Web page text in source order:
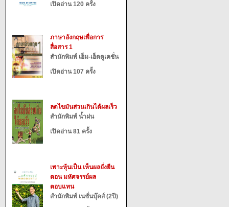
เปิดอ่าน 120 ครั้ง
ภาษาอังกฤษเพื่อการ
สื่อสาร 1
สำนักพิมพ์ เอ็ม-เอ็ดดูเคชั่น
เปิดอ่าน 107 ครั้ง
ลดไขมันส่วนเกินได้ผลเร็ว
สำนักพิมพ์ น้ำฝน
เปิดอ่าน 81 ครั้ง
เพาะหุ้นเป็น เห็นผลยั่งยืน
ตอน มหัศจรรย์ผล
ตอบแทน
สำนักพิมพ์ เนชั่นบุ๊คส์ (2ปี)